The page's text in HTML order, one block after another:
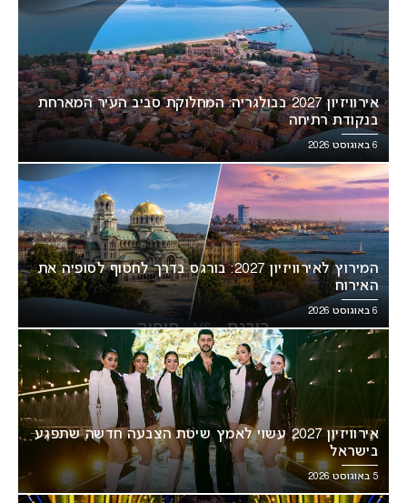
אירוויזיון 2027 בבולגריה: המחלוקת סביב העיר המארחת
בנקודת רתיחה
6 באוגוסט 2026
המירוץ לאירוויזיון 2027: בורגס בדרך לחטוף לסופיה את
האירוח
6 באוגוסט 2026
אירוויזיון 2027 עשוי לאמץ שיטת הצבעה חדשה שתפגע
בישראל
5 באוגוסט 2026